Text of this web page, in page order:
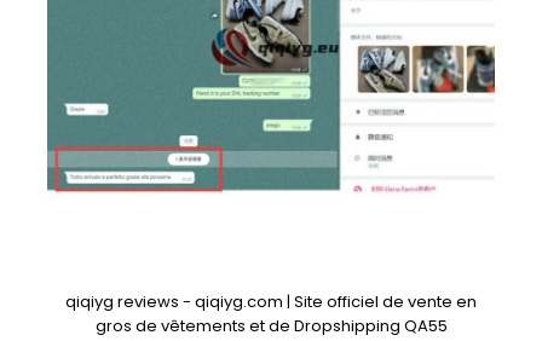
qiqiyg reviews - qiqiyg.com | Site officiel de vente en
gros de vêtements et de Dropshipping QA55